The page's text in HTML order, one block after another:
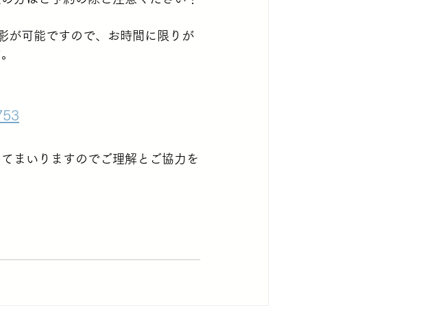
が可能ですので、お時間に限りが
まいりますのでご理解とご協力を